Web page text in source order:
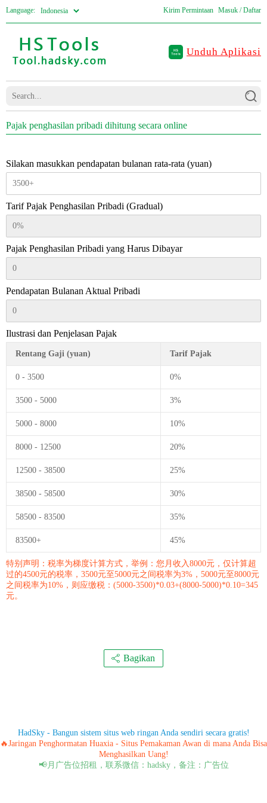
Language: Kirim Permintaan Masuk / Daftar
Unduh Aplikasi
Pajak penghasilan pribadi dihitung secara online
Silakan masukkan pendapatan bulanan rata-rata (yuan)
Tarif Pajak Penghasilan Pribadi (Gradual)
Pajak Penghasilan Pribadi yang Harus Dibayar
Pendapatan Bulanan Aktual Pribadi
Ilustrasi dan Penjelasan Pajak
Rentang Gaji (yuan) Tarif Pajak
0 - 3500 0%
3500 - 5000 3%
5000 - 8000 10%
8000 - 12500 20%
12500 - 38500 25%
38500 - 58500 30%
58500 - 83500 35%
83500+ 45%
特别声明：税率为梯度计算方式，举例：您月收入8000元，仅计算超
过的4500元的税率，3500元至5000元之间税率为3%，5000元至8000元
之间税率为10%，则应缴税：(5000-3500)*0.03+(8000-5000)*0.10=345
元。
Bagikan
HadSky - Bangun sistem situs web ringan Anda sendiri secara gratis!
🔥Jaringan Penghormatan Huaxia - Situs Pemakaman Awan di mana Anda Bisa
Menghasilkan Uang!
📢月广告位招租，联系微信：hadsky，备注：广告位